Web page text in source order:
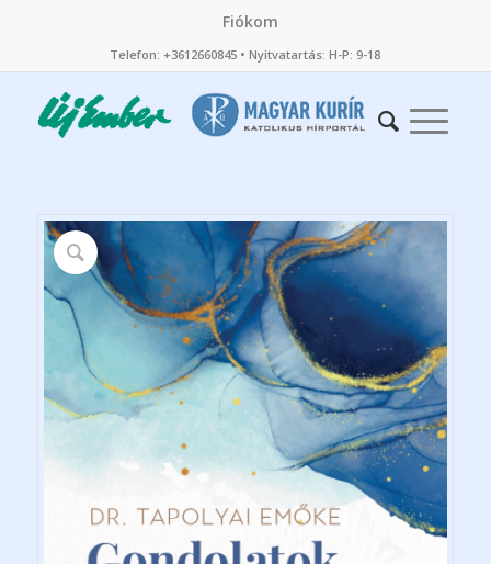
Fiókom
Telefon: +3612660845 • Nyitvatartás: H-P: 9-18